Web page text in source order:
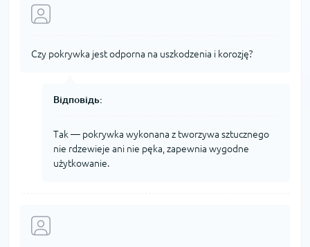
Czy pokrywka jest odporna na uszkodzenia i korozję?
Відповідь:
Tak — pokrywka wykonana z tworzywa sztucznego
nie rdzewieje ani nie pęka, zapewnia wygodne
użytkowanie.